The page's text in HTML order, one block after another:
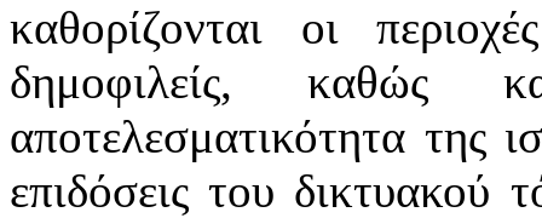
καθορίζονται οι
δημοφιλείς,
αποτελεσματικότητα της
επιδόσεις του δικτυακού